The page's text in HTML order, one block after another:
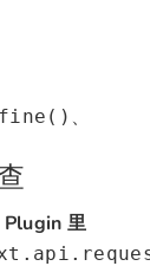
、
Plugin 里